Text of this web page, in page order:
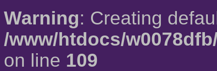
Warning: Creating
/www/htdocs/
on line 109